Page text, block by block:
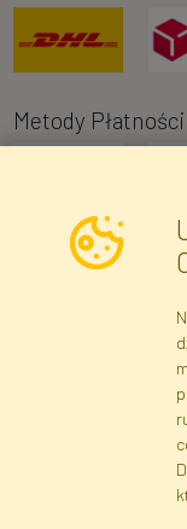
Metody Płatności
Dane rejestrowe